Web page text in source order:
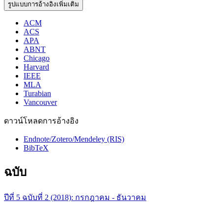
รูปแบบการอ้างอิงเพิ่มเติม
ACM
ACS
APA
ABNT
Chicago
Harvard
IEEE
MLA
Turabian
Vancouver
ดาวน์โหลดการอ้างอิง
Endnote/Zotero/Mendeley (RIS)
BibTeX
ฉบับ
ปีที่ 5 ฉบับที่ 2 (2018): กรกฎาคม - ธันวาคม